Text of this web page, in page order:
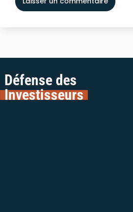
Défense des
Investisseurs